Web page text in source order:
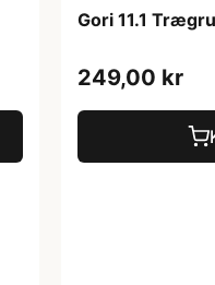
Gori 11.1
249,00 kr